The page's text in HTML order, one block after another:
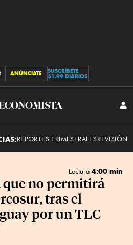
ANÚNCIATE
SUSCRÍBETE
$1.99 DIARIOS
El
REPORTES TRIMESTRALESREVISIÓN
Lectura 4:00 min
que no permitirá
tras el
por un TLC